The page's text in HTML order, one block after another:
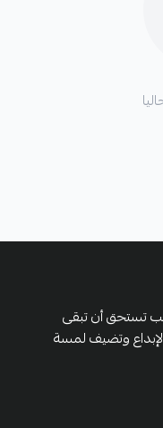
تستحق أن تبقى
وتضيف لمسة